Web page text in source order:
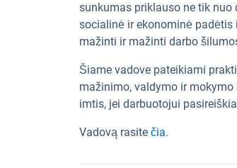
sunkumas priklauso ne tik nuo
socialinė ir ekonominė
mažinti ir mažinti darbo
Šiame vadove pateikiami
mažinimo, valdymo ir
imtis, jei darbuotojui
Vadovą rasite čia.